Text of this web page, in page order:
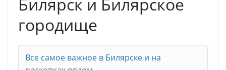
городище
Все самое важное в Билярске и на